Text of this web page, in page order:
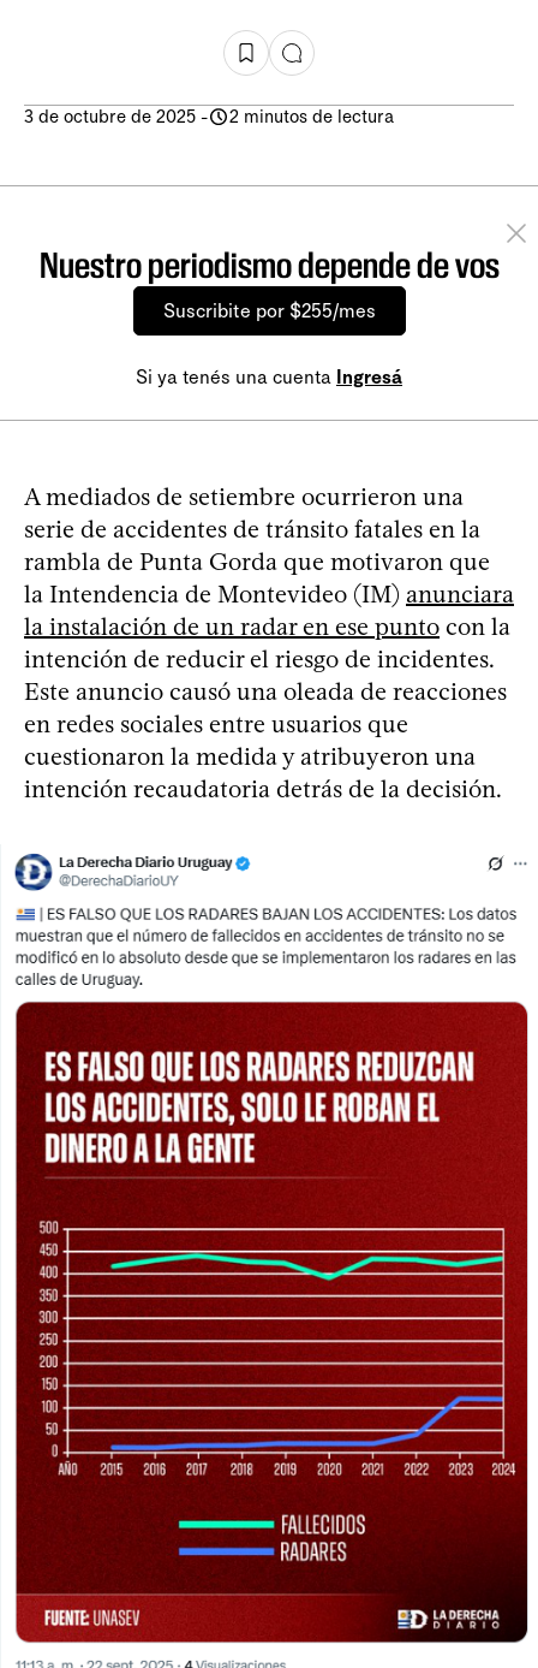
3 de octubre de 2025 - 2 minutos de lectura
Nuestro periodismo depende de vos
Suscribite por $255/mes
Si ya tenés una cuenta Ingresá
A mediados de setiembre ocurrieron una
serie de accidentes de tránsito fatales en la
rambla de Punta Gorda que motivaron que
la Intendencia de Montevideo (IM) anunciara
la instalación de un radar en ese punto con la
intención de reducir el riesgo de incidentes.
Este anuncio causó una oleada de reacciones
en redes sociales entre usuarios que
cuestionaron la medida y atribuyeron una
intención recaudatoria detrás de la decisión.